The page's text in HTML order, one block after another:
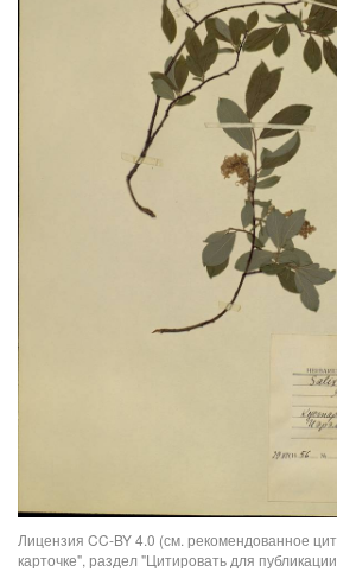
Лицензия CC-BY 4.0 (см. рекомендованное
карточке", раздел "Цитировать для